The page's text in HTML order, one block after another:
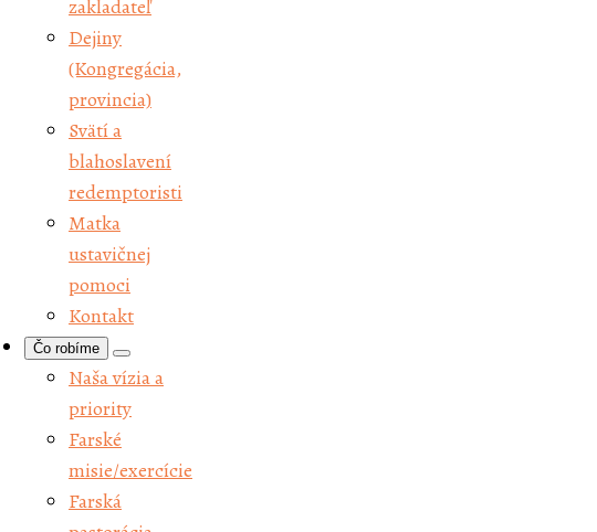
zakladateľ
Dejiny
(Kongregácia,
provincia)
Svätí a
blahoslavení
redemptoristi
Matka
ustavičnej
pomoci
Kontakt
Čo robíme
Naša vízia a
priority
Farské
misie/exercície
Farská
Čo robíme
Naša vízia a
priority
Farské
misie/exercície
Farská
pastorácia
Povolania
Spolupráca s
laikmi
Vydavateľstvo
Farské misie
Naše komunity
Komunita
Bratislava -
Puškinova
Komunita